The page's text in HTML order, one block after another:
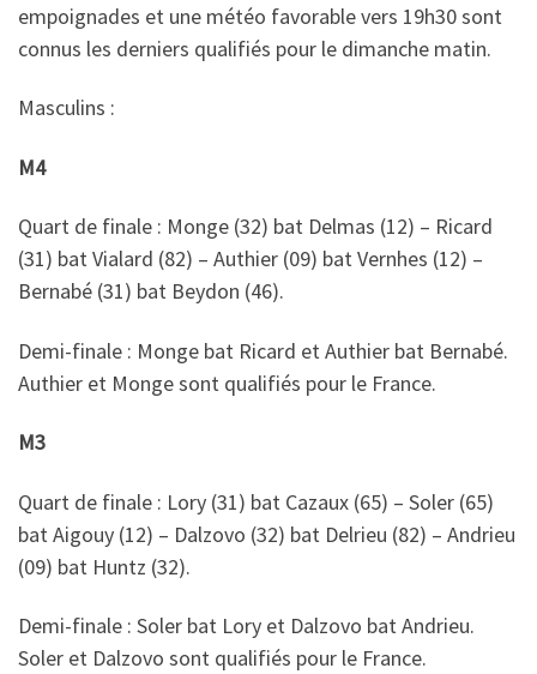
empoignades et une météo favorable vers 19h30 sont
connus les derniers qualifiés pour le dimanche matin.
Masculins :
M4
Quart de finale : Monge (32) bat Delmas (12) – Ricard
(31) bat Vialard (82) – Authier (09) bat Vernhes (12) –
Bernabé (31) bat Beydon (46).
Demi-finale : Monge bat Ricard et Authier bat Bernabé.
Authier et Monge sont qualifiés pour le France.
M3
Quart de finale : Lory (31) bat Cazaux (65) – Soler (65)
bat Aigouy (12) – Dalzovo (32) bat Delrieu (82) – Andrieu
(09) bat Huntz (32).
Demi-finale : Soler bat Lory et Dalzovo bat Andrieu.
Soler et Dalzovo sont qualifiés pour le France.